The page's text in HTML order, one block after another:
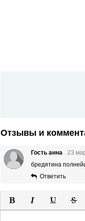
Отзывы и
Гость анна
23
бредятина
Ответить
Полужирный
Курсив